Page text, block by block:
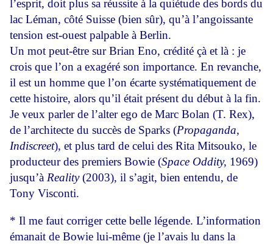
l’esprit, doit plus sa réussite à la quiétude des bords du
lac Léman, côté Suisse (bien sûr), qu’à l’angoissante
tension est-ouest palpable à Berlin.
Un mot peut-être sur Brian Eno, crédité çà et là : je
crois que l’on a exagéré son importance. En revanche,
il est un homme que l’on écarte systématiquement de
cette histoire, alors qu’il était présent du début à la fin.
Je veux parler de l’alter ego de Marc Bolan (T. Rex),
de l’architecte du succès de Sparks (Propaganda,
Indiscreet), et plus tard de celui des Rita Mitsouko, le
producteur des premiers Bowie (Space Oddity, 1969)
jusqu’à Reality(2003), il s’agit, bien entendu, de
Tony Visconti.
* Il me faut corriger cette belle légende. L’information
émanait de Bowie lui-même (je l’avais lu dans la